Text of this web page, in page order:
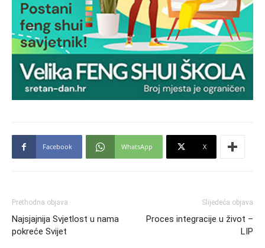
Facebook WhatsApp X
Prethodna objava
Najsjajnija Svjetlost u nama
pokreće Svijet
Slijedeća objava
Proces integracije u život –
LIP